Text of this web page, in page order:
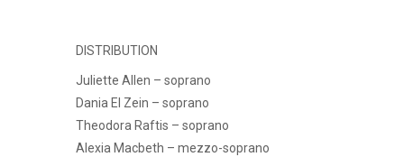
DISTRIBUTION
Juliette Allen – soprano
Dania El Zein – soprano
Theodora Raftis – soprano
Alexia Macbeth – mezzo-soprano